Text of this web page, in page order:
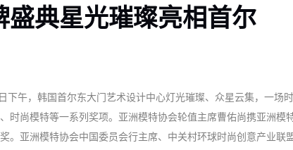
盛典星光璀璨亮相首尔
日下午，韩国首尔东大门艺术设计中心灯光璀璨、众星云集，一
时尚模特等一系列奖项。亚洲模特协会轮值主席曹佑尚携亚洲
。亚洲模特协会中国委员会行主席、中关村环球时尚创意产业联